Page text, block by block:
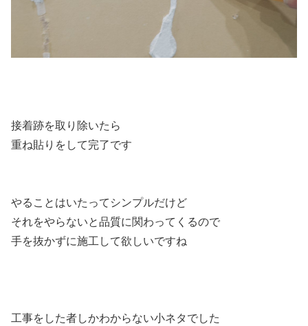
接着跡を取り除いたら
重ね貼りをして完了です
やることはいたってシンプルだけど
それをやらないと品質に関わってくるので
手を抜かずに施工して欲しいですね
工事をした者しかわからない小ネタでした